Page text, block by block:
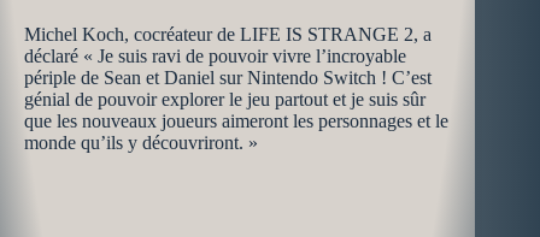
Michel Koch, cocréateur de LIFE IS STRANGE 2, a
déclaré « Je suis ravi de pouvoir vivre l’incroyable
périple de Sean et Daniel sur Nintendo Switch ! C’est
génial de pouvoir explorer le jeu partout et je suis sûr
que les nouveaux joueurs aimeront les personnages et le
monde qu’ils y découvriront. »